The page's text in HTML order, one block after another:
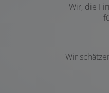
Wir, die
Wir